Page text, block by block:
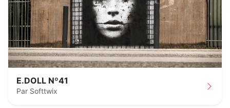
E.DOLL Nº41
Par Softtwix